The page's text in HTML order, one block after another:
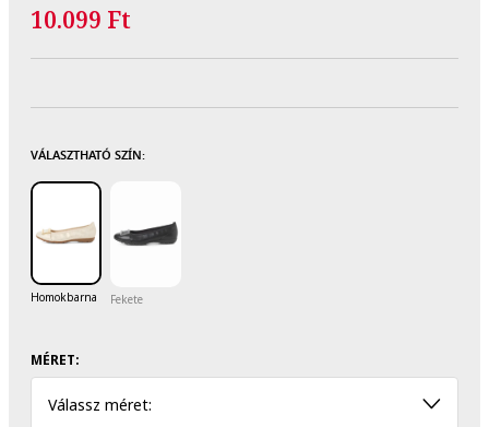
10.099 Ft
VÁLASZTHATÓ SZÍN:
Homokbarna Fekete
MÉRET:
Válassz méret: